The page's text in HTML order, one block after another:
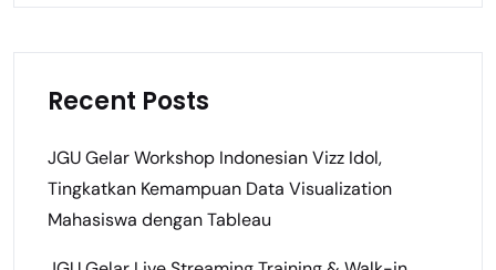
Recent Posts
JGU Gelar Workshop Indonesian Vizz Idol,
Tingkatkan Kemampuan Data Visualization
Mahasiswa dengan Tableau